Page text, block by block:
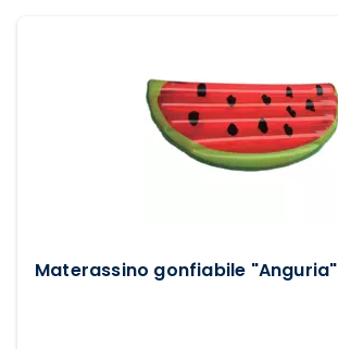
Materassino gonfiabile "Anguria"